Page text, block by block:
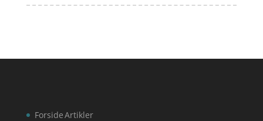
ForsideArtikler